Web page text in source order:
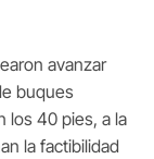
avanzar
buques
los 40 pies, a la
la factibilidad